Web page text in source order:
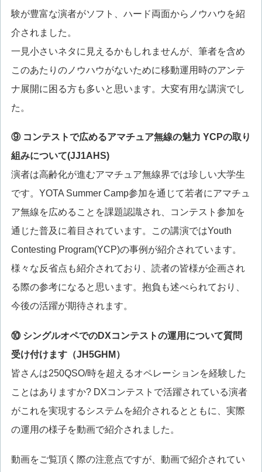
験が豊富な演者がソフト、ハード両面からノウハウを紹
介されました。
一見小さいネタに見えるかもしれませんが、筆者を含め
このあたりのノウハウがないために移動運用時のアンテ
ナ展開に困る方も多いと思います。大変有用な講演でし
た。
⑨ コンテストで広めるアマチュア無線の魅力 YCPの取り
組みについて(JJ1AHS)
演者は高齢化が進むアマチュア無線界では珍しい大学生
です。YOTA Summer Camp参加を通じて若者にアマチュ
ア無線を広めることを課題認識され、コンテスト参加を
通じた普及に着目されています。この講演ではYouth
Contesting Program(YCP)の事例が紹介されています。
様々な反省点も紹介されており、読者の皆様が企画され
る際の参考になると思います。抱負も述べられており、
今後の活躍が期待されます。
⑩ シングルオペでのDXコンテストの運用について質問
受け付けます（JH5GHM）
皆さんは250QSO/時を超えるオペレーションを経験した
ことはありますか? DXコンテストで活躍されている演者
がこれを実現するシステムを紹介されるとともに、実際
の運用の様子を動画で紹介されました。
動画をご覧頂く際の注意点ですが、動画で紹介されてい